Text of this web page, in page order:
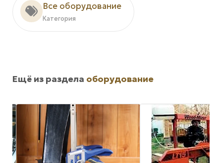
Все оборудование
Категория
Ещё из раздела оборудование